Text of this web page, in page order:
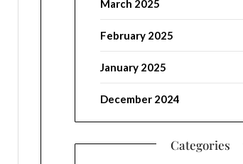
March 2025
February 2025
January 2025
December 2024
Categories